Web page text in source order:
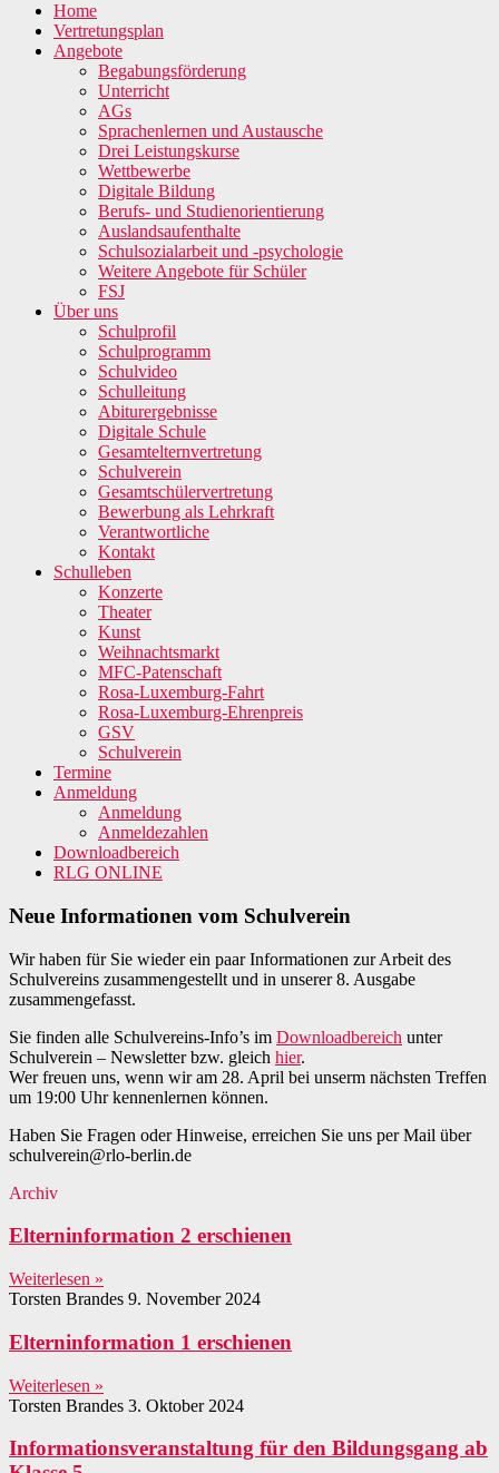
Home
Vertretungsplan
Angebote
Begabungsförderung
Unterricht
AGs
Sprachenlernen und Austausche
Drei Leistungskurse
Wettbewerbe
Digitale Bildung
Berufs- und Studienorientierung
Auslandsaufenthalte
Schulsozialarbeit und -psychologie
Weitere Angebote für Schüler
FSJ
Über uns
Schulprofil
Schulprogramm
Schulvideo
Schulleitung
Abiturergebnisse
Digitale Schule
Gesamtelternvertretung
Schulverein
Gesamtschülervertretung
Bewerbung als Lehrkraft
Verantwortliche
Kontakt
Schulleben
Konzerte
Theater
Kunst
Weihnachtsmarkt
MFC-Patenschaft
Rosa-Luxemburg-Fahrt
Rosa-Luxemburg-Ehrenpreis
GSV
Schulverein
Termine
Anmeldung
Anmeldung
Anmeldezahlen
Downloadbereich
RLG ONLINE
Neue Informationen vom Schulverein
Wir haben für Sie wieder ein paar Informationen zur Arbeit des
Schulvereins zusammengestellt und in unserer 8. Ausgabe
zusammengefasst.
Sie finden alle Schulvereins-Info’s im Downloadbereich unter
Schulverein – Newsletter bzw. gleich hier.
Wer freuen uns, wenn wir am 28. April bei unserm nächsten Treffen
um 19:00 Uhr kennenlernen können.
Haben Sie Fragen oder Hinweise, erreichen Sie uns per Mail über
schulverein@rlo-berlin.de
Archiv
Elterninformation 2 erschienen
Weiterlesen »
Torsten Brandes 9. November 2024
Elterninformation 1 erschienen
Weiterlesen »
Torsten Brandes 3. Oktober 2024
Informationsveranstaltung für den Bildungsgang ab